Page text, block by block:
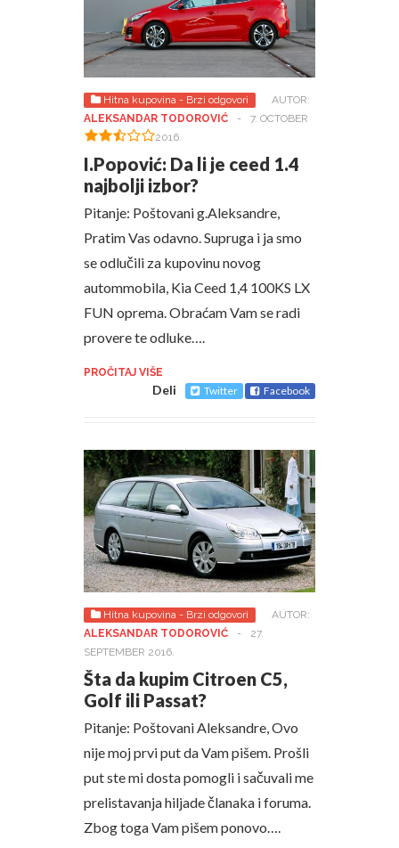
Hitna kupovina - Brzi odgovori
AUTOR:
ALEKSANDAR TODOROVIĆ
-
7. OCTOBER
2016.
I.Popović: Da li je ceed 1.4
najbolji izbor?
Pitanje: Poštovani g.Aleksandre,
Pratim Vas odavno. Supruga i ja smo
se odlučili za kupovinu novog
autommobila, Kia Ceed 1,4 100KS LX
FUN oprema. Obraćam Vam se radi
provere te odluke….
PROČITAJ VIŠE
Deli Twitter Facebook
Hitna kupovina - Brzi odgovori
AUTOR:
ALEKSANDAR TODOROVIĆ
-
27.
SEPTEMBER 2016.
Šta da kupim Citroen C5,
Golf ili Passat?
Pitanje: Poštovani Aleksandre, Ovo
nije moj prvi put da Vam pišem. Prošli
put ste mi dosta pomogli i sačuvali me
prelistavanja hiljade članaka i foruma.
Zbog toga Vam pišem ponovo….